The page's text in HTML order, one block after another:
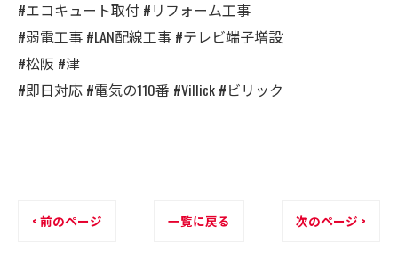
#エコキュート取付 #リフォーム工事
#弱電工事 #LAN配線工事 #テレビ端子増設
#松阪 #津
#即日対応 #電気の110番 #Villick #ビリック
< 前のページ 一覧に戻る 次のページ >